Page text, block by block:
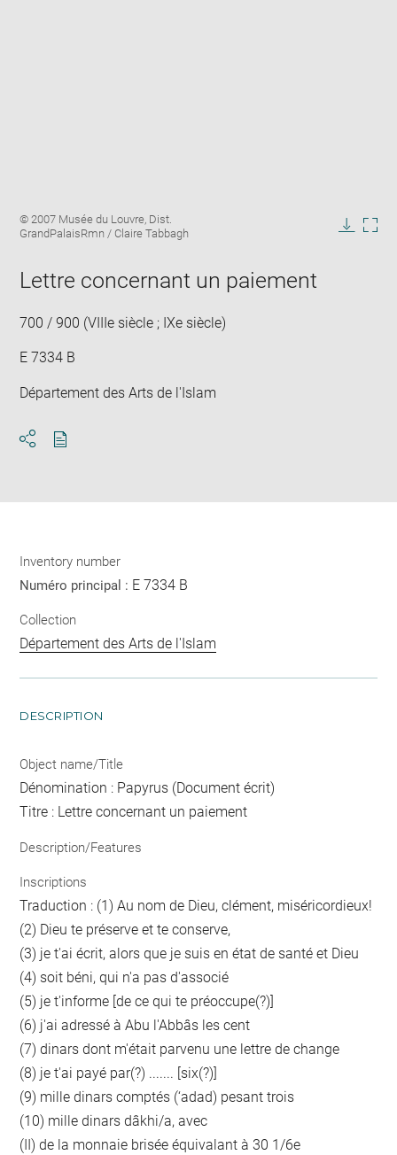
window
Image
caption:
© 2007 Musée du Louvre, Dist.
GrandPalaisRmn / Claire Tabbagh
Lettre concernant un paiement
700 / 900 (VIIIe siècle ; IXe siècle)
E 7334 B
Département des Arts de l'Islam
Inventory number
Numéro principal : E 7334 B
Collection
Département des Arts de l'Islam
DESCRIPTION
Object name/Title
Dénomination : Papyrus (Document écrit)
Titre : Lettre concernant un paiement
Description/Features
Inscriptions
Traduction : (1) Au nom de Dieu, clément, miséricordieux!
(2) Dieu te préserve et te conserve,
(3) je t'ai écrit, alors que je suis en état de santé et Dieu
(4) soit béni, qui n'a pas d'associé
(5) je t'informe [de ce qui te préoccupe(?)]
(6) j'ai adressé à Abu l'Abbâs les cent
(7) dinars dont m'était parvenu une lettre de change
(8) je t'ai payé par(?) ....... [six(?)]
(9) mille dinars comptés (‘adad) pesant trois
(10) mille dinars dâkhi/a, avec
(II) de la monnaie brisée équivalant à 30 1/6e